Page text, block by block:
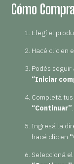
Cómo
Elegí el
Hacé clic en
Podés
“Iniciar
Completá
“Continuar”.
Ingresá la
hacé clic en
Seleccioná